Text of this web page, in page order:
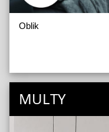
Oblik
MULTY